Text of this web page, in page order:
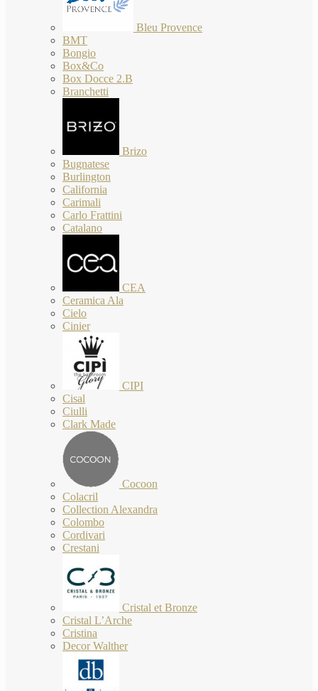
Bleu Provence
BMT
Bongio
Box&Co
Box Docce 2.B
Branchetti
Brizo
Bugnatese
Burlington
California
Carimali
Carlo Frattini
Catalano
CEA
Ceramica Ala
Cielo
Cinier
CIPI
Cisal
Ciulli
Clark Made
Cocoon
Colacril
Collection Alexandra
Colombo
Cordivari
Crestani
Cristal et Bronze
Cristal L’Arche
Cristina
Decor Walther